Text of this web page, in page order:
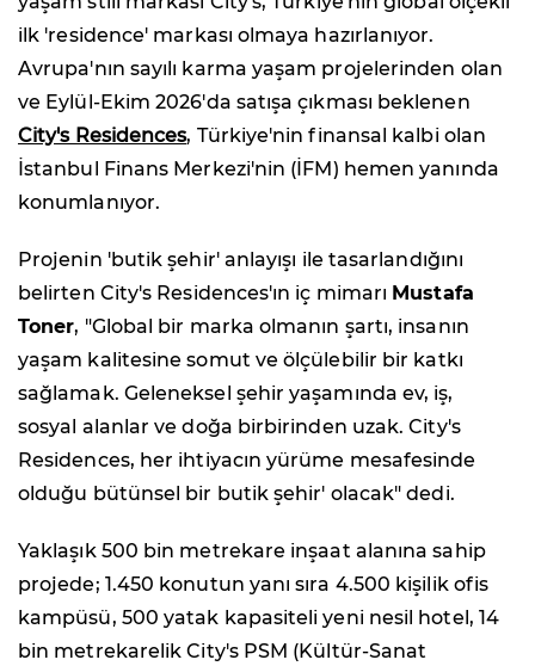
ilk 'residence' markası olmaya hazırlanıyor.
Avrupa'nın sayılı karma yaşam projelerinden olan
ve Eylül-Ekim 2026'da satışa çıkması beklenen
City's Residences, Türkiye'nin finansal kalbi olan
İstanbul Finans Merkezi'nin (İFM) hemen yanında
konumlanıyor.
Projenin 'butik şehir' anlayışı ile tasarlandığını
belirten City's Residences'ın iç mimarı Mustafa
Toner, "Global bir marka olmanın şartı, insanın
yaşam kalitesine somut ve ölçülebilir bir katkı
sağlamak. Geleneksel şehir yaşamında ev, iş,
sosyal alanlar ve doğa birbirinden uzak. City's
Residences, her ihtiyacın yürüme mesafesinde
olduğu bütünsel bir butik şehir' olacak" dedi.
Yaklaşık 500 bin metrekare inşaat alanına sahip
projede; 1.450 konutun yanı sıra 4.500 kişilik ofis
kampüsü, 500 yatak kapasiteli yeni nesil hotel, 14
bin metrekarelik City's PSM (Kültür-Sanat